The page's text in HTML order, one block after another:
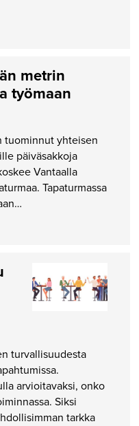
metrin
työmaan
tuominnut yhteisen
päiväsakkoja
Vantaalla
Tapaturmassa
turvallisuudesta
arvioitavaksi, onko
Siksi
tarkka